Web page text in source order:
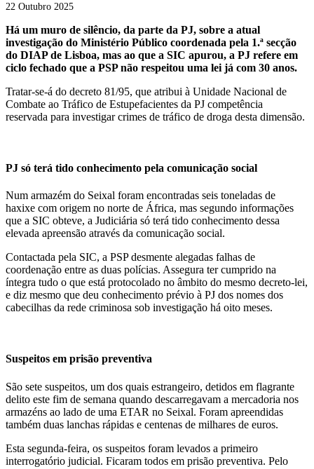
22 Outubro 2025
Há um muro de silêncio, da parte da PJ, sobre a atual
investigação do Ministério Público coordenada pela 1.ª secção
do DIAP de Lisboa, mas ao que a SIC apurou, a PJ refere em
ciclo fechado que a PSP não respeitou uma lei já com 30 anos.
Tratar-se-á do decreto 81/95, que atribui à Unidade Nacional de
Combate ao Tráfico de Estupefacientes da PJ competência
reservada para investigar crimes de tráfico de droga desta dimensão.
PJ só terá tido conhecimento pela comunicação social
Num armazém do Seixal foram encontradas seis toneladas de
haxixe com origem no norte de África, mas segundo informações
que a SIC obteve, a Judiciária só terá tido conhecimento dessa
elevada apreensão através da comunicação social.
Contactada pela SIC, a PSP desmente alegadas falhas de
coordenação entre as duas polícias. Assegura ter cumprido na
íntegra tudo o que está protocolado no âmbito do mesmo decreto-lei,
e diz mesmo que deu conhecimento prévio à PJ dos nomes dos
cabecilhas da rede criminosa sob investigação há oito meses.
Suspeitos em prisão preventiva
São sete suspeitos, um dos quais estrangeiro, detidos em flagrante
delito este fim de semana quando descarregavam a mercadoria nos
armazéns ao lado de uma ETAR no Seixal. Foram apreendidas
também duas lanchas rápidas e centenas de milhares de euros.
Esta segunda-feira, os suspeitos foram levados a primeiro
interrogatório judicial. Ficaram todos em prisão preventiva. Pelo